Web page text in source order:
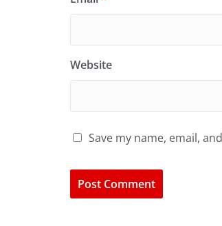
Website
Save my name, email,